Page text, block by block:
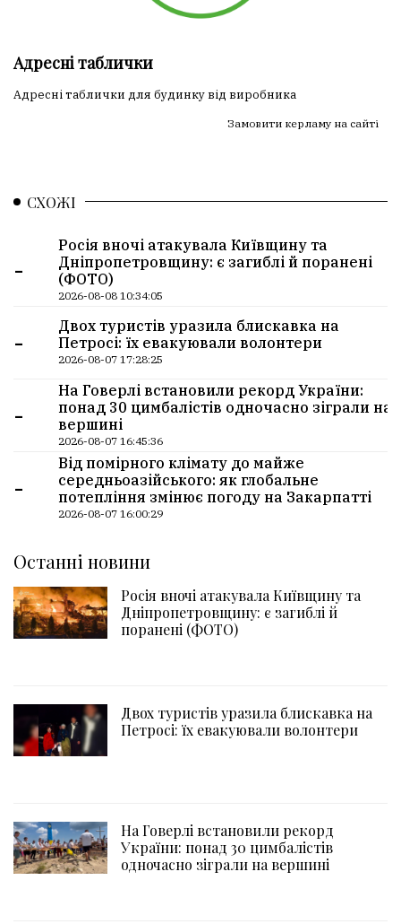
Адресні таблички
Адресні таблички для будинку від виробника
Замовити керламу на сайті
СХОЖІ
-
Росія вночі атакувала Київщину та
Дніпропетровщину: є загиблі й поранені
(ФОТО)
2026-08-08 10:34:05
-
Двох туристів уразила блискавка на
Петросі: їх евакуювали волонтери
2026-08-07 17:28:25
-
На Говерлі встановили рекорд України:
понад 30 цимбалістів одночасно зіграли на
вершині
2026-08-07 16:45:36
-
Від помірного клімату до майже
середньоазійського: як глобальне
потепління змінює погоду на Закарпатті
2026-08-07 16:00:29
Останні новини
Росія вночі атакувала Київщину та
Дніпропетровщину: є загиблі й
поранені (ФОТО)
Двох туристів уразила блискавка на
Петросі: їх евакуювали волонтери
На Говерлі встановили рекорд
України: понад 30 цимбалістів
одночасно зіграли на вершині